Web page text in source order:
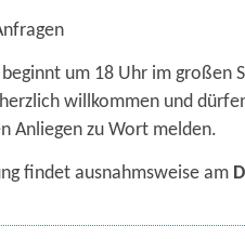
um 18 Uhr im großen
willkommen und
Anliegen zu Wort melden.
findet ausnahmsweise am